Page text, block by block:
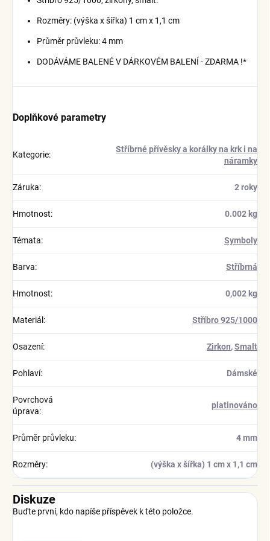
Rozměry: (výška x šířka) 1 cm x 1,1 cm
Průměr průvleku: 4 mm
DODÁVÁME BALENÉ V DÁRKOVÉM BALENÍ - ZDARMA !*
Doplňkové parametry
Kategorie:
Stříbrné přívěsky a korálky na krk i na
náramky
Záruka: 2 roky
Hmotnost: 0.002 kg
Témata: Symboly
Barva: Stříbrná
Hmotnost: 0,002 kg
Materiál : Stříbro 925/1000
Osazení: Zirkon,Smalt
Pohlaví: Dámské
Povrchová
úprava:
platinováno
Průměr průvleku: 4 mm
Rozměry: (výška x šířka) 1 cm x 1,1 cm
Diskuze
Buďte první, kdo napíše příspěvek k této položce.